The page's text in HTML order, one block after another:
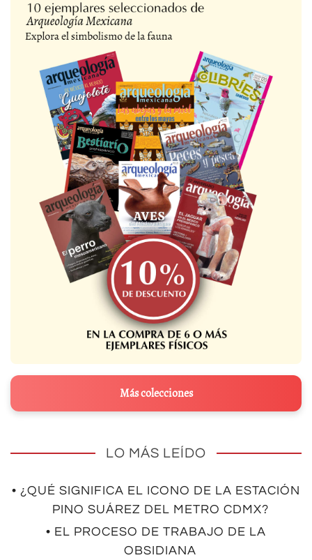
Más colecciones
LO MÁS LEÍDO
• ¿QUÉ SIGNIFICA EL ICONO DE LA ESTACIÓN
PINO SUÁREZ DEL METRO CDMX?
• EL PROCESO DE TRABAJO DE LA
OBSIDIANA